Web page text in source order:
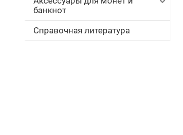
банкнот
Справочная литература